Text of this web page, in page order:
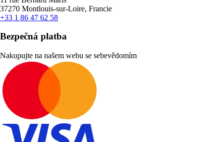
37270 Montlouis-sur-Loire, Francie
+33 1 86 47 62 58
Bezpečná platba
Nakupujte na našem webu se sebevědomím